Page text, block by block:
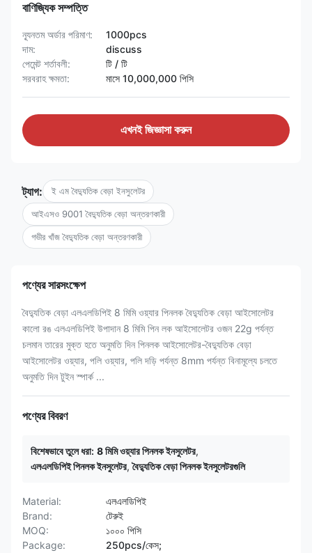
বাণিজ্যিক সম্পত্তি
ন্যূনতম অর্ডার পরিমাণ:
1000pcs
দাম:
discuss
পেমেন্ট শর্তাবলী:
টি / টি
সরবরাহ ক্ষমতা:
মাসে 10,000,000 পিসি
এখনই জিজ্ঞাসা করুন
ট্যাগ: ই এম বৈদ্যুতিক বেড়া ইনসুলেটর
আইএসও 9001 বৈদ্যুতিক বেড়া অন্তরণকারী
গভীর খাঁজ বৈদ্যুতিক বেড়া অন্তরণকারী
পণ্যের সারসংক্ষেপ
বৈদ্যুতিক বেড়া এলএলডিপিই 8 মিমি ওয়্যার পিনলক বৈদ্যুতিক বেড়া আইসোলেটর
কালো রঙ এলএলডিপিই উপাদান 8 মিমি পিন লক আইসোলেটর ওজন 22g পর্যন্ত
চলমান তারের মুক্ত হতে অনুমতি দিন পিনলক আইসোলেটর-বৈদ্যুতিক বেড়া
আইসোলেটর ওয়্যার, পলি ওয়্যার, পলি দড়ি পর্যন্ত 8mm পর্যন্ত বিনামূল্যে চলতে
অনুমতি দিন টুইন স্পার্ক ...
পণ্যের বিবরণ
বিশেষভাবে তুলে ধরা: 8 মিমি ওয়্যার পিনলক ইনসুলেটর,
এলএলডিপিই পিনলক ইনসুলেটর,বৈদ্যুতিক বেড়া পিনলক ইনসুলেটরগুলি
Material:
এলএলডিপিই
Brand:
টেরুই
MOQ:
১০০০ পিসি
Package:
250pcs/কেস;